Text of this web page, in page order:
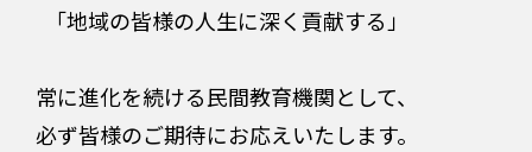
「地域の皆様の人生に深く貢献する」
常に進化を続ける民間教育機関として、
必ず皆様のご期待にお応えいたします。